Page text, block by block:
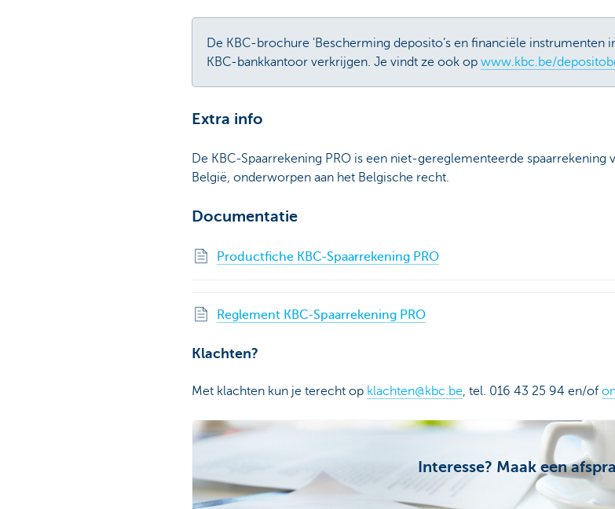
De KBC-brochure 'Bescherming deposito’s en financiële instrumenten
KBC-bankkantoor verkrijgen. Je vindt ze ook op www.kbc.be/
Extra info
De KBC-Spaarrekening PRO is een niet-gereglementeerde spaarrekening
België, onderworpen aan het Belgische recht.
Documentatie
Productfiche KBC-Spaarrekening PRO
Reglement KBC-Spaarrekening PRO
Klachten?
Met klachten kun je terecht op klachten@kbc.be, tel. 016 43 25 94 en/of
Interesse? Maak een